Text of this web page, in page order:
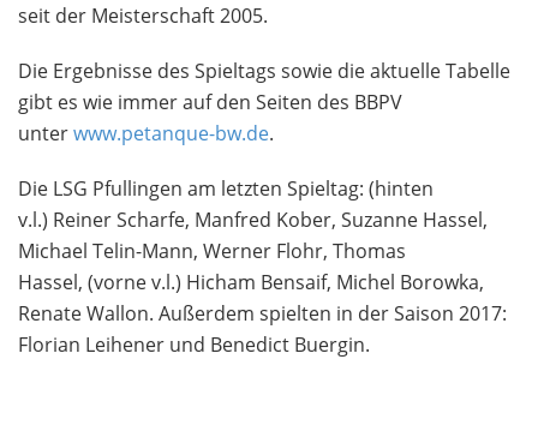
seit der Meisterschaft 2005.
Die Ergebnisse des Spieltags sowie die aktuelle Tabelle
gibt es wie immer auf den Seiten des BBPV
unterwww.petanque-bw.de.
Die LSG Pfullingen am letzten Spieltag: (hinten
v.l.) Reiner Scharfe, Manfred Kober, Suzanne Hassel,
Michael Telin-Mann, Werner Flohr, Thomas
Hassel, (vorne v.l.) Hicham Bensaif, Michel Borowka,
Renate Wallon. Außerdem spielten in der Saison 2017:
Florian Leihener und Benedict Buergin.